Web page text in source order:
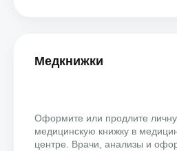
Медкнижки
Оформите или продлите
медицинскую книжку в
центре. Врачи, анализы и